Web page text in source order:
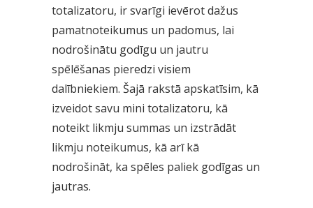
totalizatoru, ir svarīgi ievērot dažus
pamatnoteikumus un padomus, lai
nodrošinātu godīgu un jautru
spēlēšanas pieredzi visiem
dalībniekiem. Šajā rakstā apskatīsim, kā
izveidot savu mini totalizatoru, kā
noteikt likmju summas un izstrādāt
likmju noteikumus, kā arī kā
nodrošināt, ka spēles paliek godīgas un
jautras.